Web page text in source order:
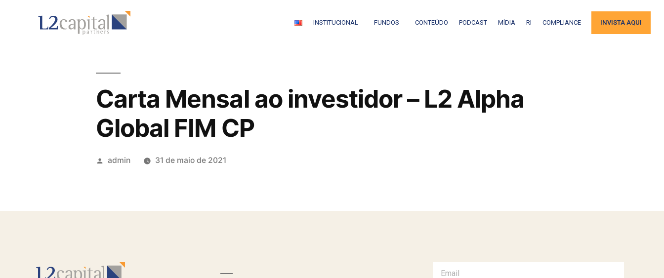
INSTITUCIONAL FUNDOS CONTEÚDO PODCAST MÍDIA RI COMPLIANCE INVISTA AQUI
Carta Mensal ao investidor – L2 Alpha
Global FIM CP
admin 31 de maio de 2021